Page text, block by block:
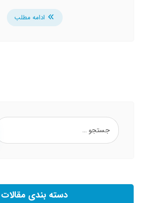
ادامه مطلب
دسته بندی مقالات